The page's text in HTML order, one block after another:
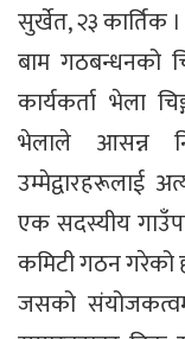
सुर्खेत, २३ कार्तिक
बाम गठबन्धनको
कार्यकर्ता भेला
भेलाले आसन्न
उम्मेद्वारहरूलाई
एक सदस्यीय
कमिटी गठन गरेको
जसको